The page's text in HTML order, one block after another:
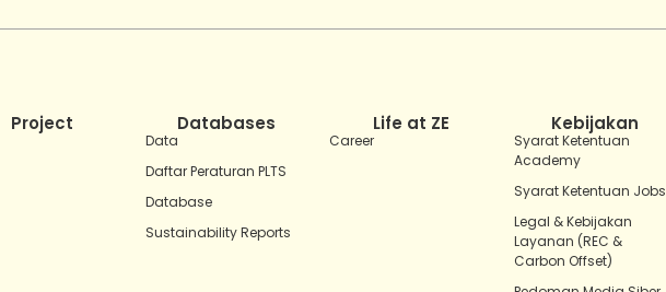
Project Databases
Data
Daftar Peraturan PLTS
Database
Sustainability Reports
Life at ZE
Career
Kebijakan
Syarat Ketentuan
Academy
Syarat Ketentuan Jobs
Legal & Kebijakan
Layanan (REC &
Carbon Offset)